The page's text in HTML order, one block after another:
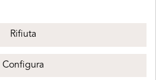
Buganco 2026
Rifiuta
Configura